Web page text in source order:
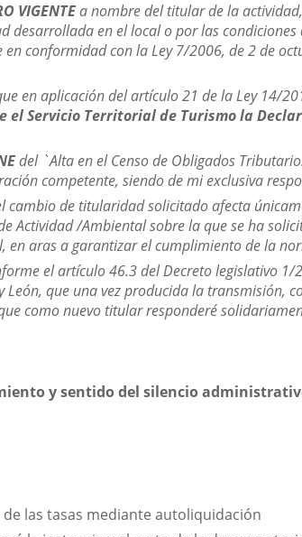
VIGENTEa nombre del titular de la
desarrollada en el local o por las
en conformidad con la Ley 7/2006, de 2 de
en aplicación del artículo 21 de la Ley 14/
Servicio Territorial de Turismo la
del `Alta en el Censo de Obligados
competente, siendo de mi exclusiva
cambio de titularidad solicitado afecta
Actividad /Ambiental sobre la que se ha
aras a garantizar el cumplimiento de la
el artículo 46.3 del Decreto legislativo
León, que una vez producida la transmisión,
como nuevo titular responderé
y sentido del silencio
las tasas mediante autoliquidación